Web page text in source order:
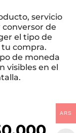
servicio
de
el tipo de
tu compra.
de moneda
visibles en el
ARS